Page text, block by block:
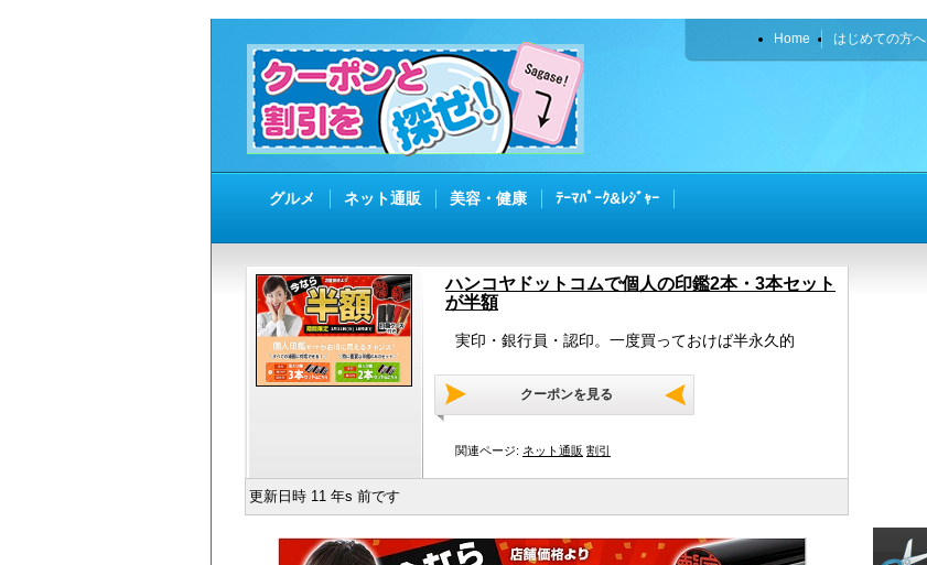
はじめての方へ
Home
グルメ ネット通販 美容・健康 ﾃｰﾏﾊﾟｰｸ&ﾚｼﾞｬｰ
ハンコヤドットコムで個人の印鑑2本・3本セット
が半額
実印・銀行員・認印。一度買っておけば半永久的
クーポンを見る
関連ページ: ネット通販 割引
更新日時 11 年s 前です